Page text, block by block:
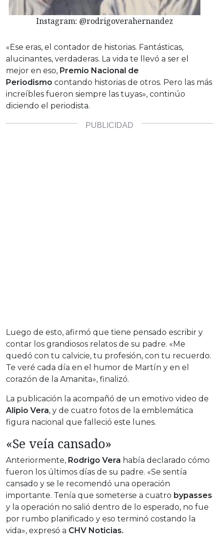
Instagram: @rodrigoverahernandez
«Ese eras, el contador de historias. Fantásticas,
alucinantes, verdaderas. La vida te llevó a ser el
mejor en eso, Premio Nacional de
Periodismo contando historias de otros. Pero las más
increíbles fueron siempre las tuyas», continúo
diciendo el periodista.
Luego de esto, afirmó que tiene pensado escribir y
contar los grandiosos relatos de su padre. «Me
quedó con tu calvicie, tu profesión, con tu recuerdo.
Te veré cada día en el humor de Martín y en el
corazón de la Amanita», finalizó.
La publicación la acompañó de un emotivo video de
Alipio Vera, y de cuatro fotos de la emblemática
figura nacional que falleció este lunes.
«Se veía cansado»
Anteriormente, Rodrigo Vera había declarado cómo
fueron los últimos días de su padre. «Se sentía
cansado y se le recomendó una operación
importante. Tenía que someterse a cuatro bypasses
y la operación no salió dentro de lo esperado, no fue
por rumbo planificado y eso terminó costando la
vida», expresó a CHV Noticias.